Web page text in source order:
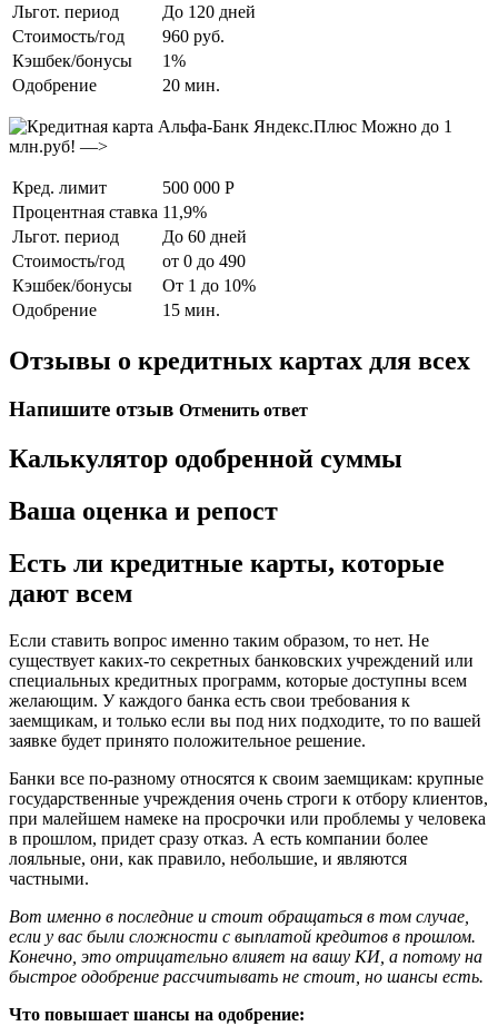
Льгот. период
До 120 дней
Стоимость/год
960 руб.
Кэшбек/бонусы
1%
Одобрение
20 мин.
Можно до 1
млн.руб! —>
Кред. лимит
500 000 Р
Процентная ставка 11,9%
Льгот. период
До 60 дней
Стоимость/год
от 0 до 490
Кэшбек/бонусы
От 1 до 10%
Одобрение
15 мин.
Отзывы о кредитных картах для всех
Напишите отзыв Отменить ответ
Калькулятор одобренной суммы
Ваша оценка и репост
Есть ли кредитные карты, которые
дают всем
Если ставить вопрос именно таким образом, то нет. Не
существует каких-то секретных банковских учреждений или
специальных кредитных программ, которые доступны всем
желающим. У каждого банка есть свои требования к
заемщикам, и только если вы под них подходите, то по вашей
заявке будет принято положительное решение.
Банки все по-разному относятся к своим заемщикам: крупные
государственные учреждения очень строги к отбору клиентов,
при малейшем намеке на просрочки или проблемы у человека
в прошлом, придет сразу отказ. А есть компании более
лояльные, они, как правило, небольшие, и являются
частными.
Вот именно в последние и стоит обращаться в том случае,
если у вас были сложности с выплатой кредитов в прошлом.
Конечно, это отрицательно влияет на вашу КИ, а потому на
быстрое одобрение рассчитывать не стоит, но шансы есть.
Что повышает шансы на одобрение: